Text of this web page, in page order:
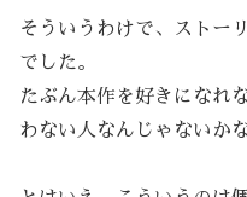
そういうわけで、ストー
でした。
たぶん本作を好きになれ
わない人なんじゃないか